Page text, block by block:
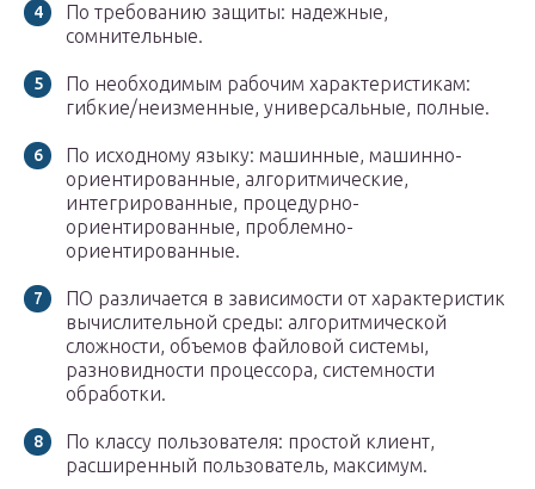
По требованию защиты: надежные,
сомнительные.
По необходимым рабочим характеристикам:
гибкие/неизменные, универсальные, полные.
По исходному языку: машинные, машинно-
ориентированные, алгоритмические,
интегрированные, процедурно-
ориентированные, проблемно-
ориентированные.
ПО различается в зависимости от характеристик
вычислительной среды: алгоритмической
сложности, объемов файловой системы,
разновидности процессора, системности
обработки.
По классу пользователя: простой клиент,
расширенный пользователь, максимум.